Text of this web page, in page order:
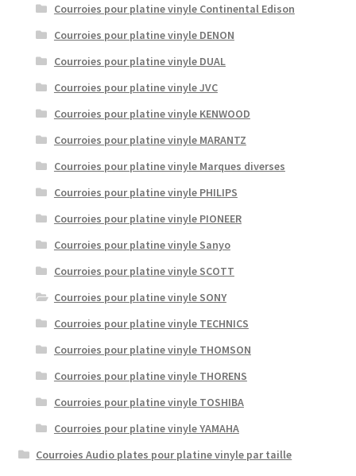
Courroies pour platine vinyle Continental Edison
Courroies pour platine vinyle DENON
Courroies pour platine vinyle DUAL
Courroies pour platine vinyle JVC
Courroies pour platine vinyle KENWOOD
Courroies pour platine vinyle MARANTZ
Courroies pour platine vinyle Marques diverses
Courroies pour platine vinyle PHILIPS
Courroies pour platine vinyle PIONEER
Courroies pour platine vinyle Sanyo
Courroies pour platine vinyle SCOTT
Courroies pour platine vinyle SONY
Courroies pour platine vinyle TECHNICS
Courroies pour platine vinyle THOMSON
Courroies pour platine vinyle THORENS
Courroies pour platine vinyle TOSHIBA
Courroies pour platine vinyle YAMAHA
Courroies Audio plates pour platine vinyle par taille